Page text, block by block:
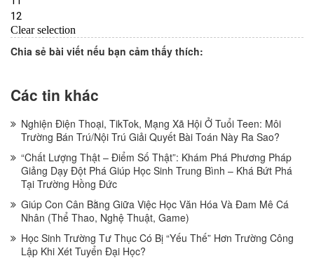
Chia sẻ bài viết nếu bạn cảm thấy thích:
Các tin khác
Nghiện Điện Thoại, TikTok, Mạng Xã Hội Ở Tuổi Teen: Môi
Trường Bán Trú/Nội Trú Giải Quyết Bài Toán Này Ra Sao?
“Chất Lượng Thật – Điểm Số Thật”: Khám Phá Phương Pháp
Giảng Dạy Đột Phá Giúp Học Sinh Trung Bình – Khá Bứt Phá
Tại Trường Hồng Đức
Giúp Con Cân Bằng Giữa Việc Học Văn Hóa Và Đam Mê Cá
Nhân (Thể Thao, Nghệ Thuật, Game)
Học Sinh Trường Tư Thục Có Bị “Yếu Thế” Hơn Trường Công
Lập Khi Xét Tuyển Đại Học?